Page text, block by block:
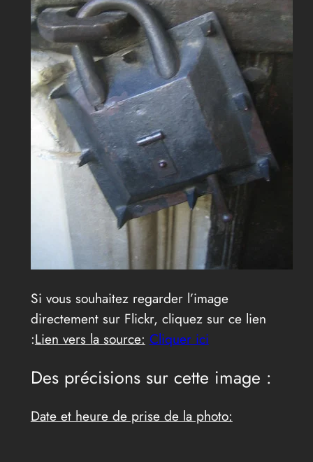
Si vous souhaitez regarder l’image
directement sur Flickr, cliquez sur ce lien
:Lien vers la source: Cliquer ici
Des précisions sur cette image :
Date et heure de prise de la photo: